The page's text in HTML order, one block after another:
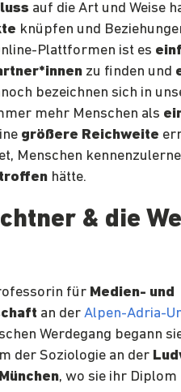
auf die Art und Weise
knüpfen und
Plattformen ist es
zu finden und
bezeichnen sich in
mehr Menschen als
größere Reichweite
Menschen
hätte.
& die
für Medien- und
an der Alpen-Adria-
Werdegang begann
der Soziologie an der
, wo sie ihr Diplom